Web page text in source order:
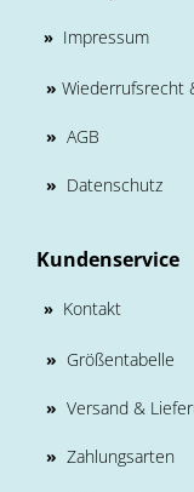
» Impressum
» Wiederrufsrecht
» AGB
» Datenschutz
Kundenservice
» Kontakt
» Größentabelle
» Versand &
» Zahlungsarten